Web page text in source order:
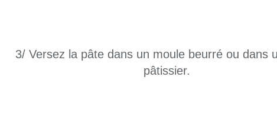
3/ Versez la pâte dans un moule beurré ou dans
pâtissier.